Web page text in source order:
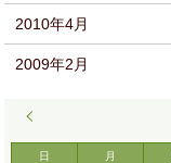
2010年4月
2009年2月
日 月